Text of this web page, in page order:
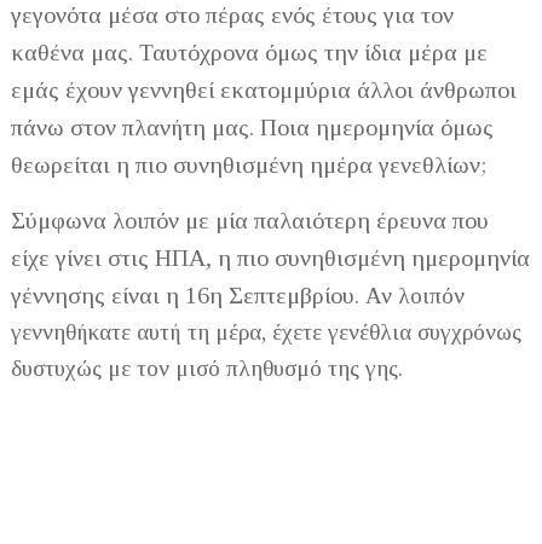
γεγονότα μέσα στο πέρας ενός έτους για τον
καθένα μας. Ταυτόχρονα όμως την ίδια μέρα με
εμάς έχουν γεννηθεί εκατομμύρια άλλοι άνθρωποι
πάνω στον πλανήτη μας. Ποια ημερομηνία όμως
θεωρείται η πιο συνηθισμένη ημέρα γενεθλίων;
Σύμφωνα λοιπόν με μία παλαιότερη έρευνα που
είχε γίνει στις ΗΠΑ, η πιο συνηθισμένη ημερομηνία
γέννησης είναι η 16η Σεπτεμβρίου. Αν λοιπόν
γεννηθήκατε αυτή τη μέρα, έχετε γενέθλια συγχρόνως
δυστυχώς με τον μισό πληθυσμό της γης.